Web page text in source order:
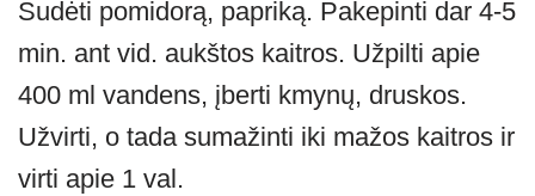
Sudėti pomidorą, papriką. Pakepinti dar 4-5
min. ant vid. aukštos kaitros. Užpilti apie
400 ml vandens, įberti kmynų, druskos.
Užvirti, o tada sumažinti iki mažos kaitros ir
virti apie 1 val.